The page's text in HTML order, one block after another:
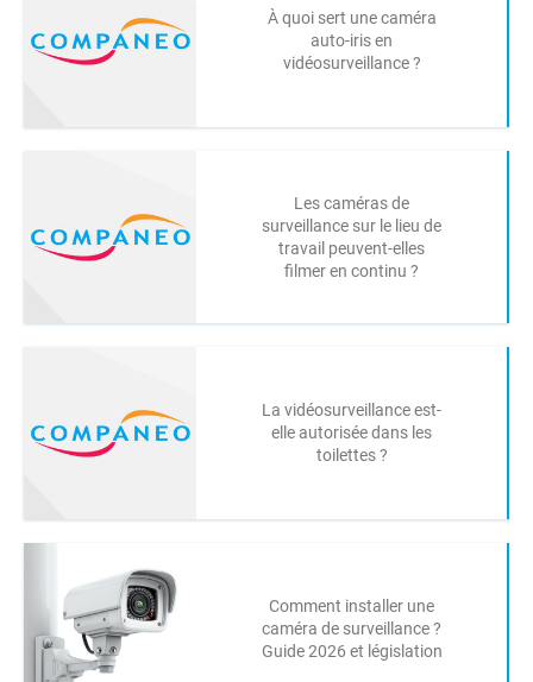
À quoi sert une caméra
auto-iris en
vidéosurveillance ?
Les caméras de
surveillance sur le lieu de
travail peuvent-elles
filmer en continu ?
La vidéosurveillance est-
elle autorisée dans les
toilettes ?
Comment installer une
caméra de surveillance ?
Guide 2026 et législation